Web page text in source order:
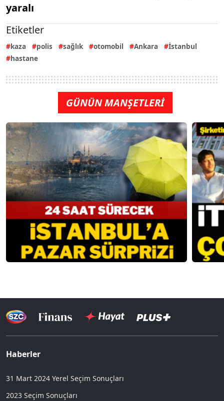
yaralı
Etiketler
kaza polis sağlık otomobil Ankara
İstanbul
hastane
GÜNÜN MANŞETLERİ
Haberler
31 Mart 2024 Yerel Seçim Sonuçları
2023 Seçim Sonuçları